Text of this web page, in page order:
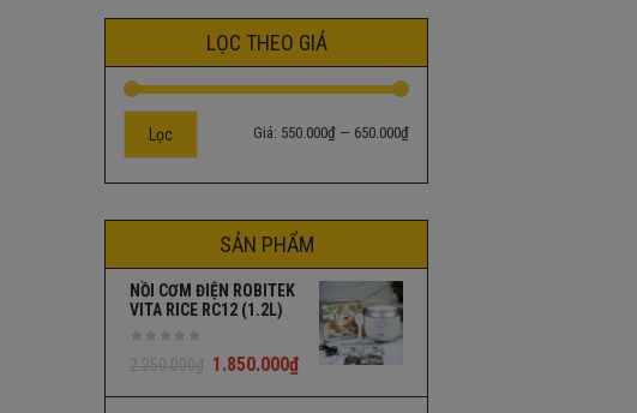
LỌC THEO GIÁ
Lọc Giá: 550.000₫ — 650.000₫
SẢN PHẨM
NỒI CƠM ĐIỆN ROBITEK
VITA RICE RC12 (1.2L)
2.250.000₫ 1.850.000₫